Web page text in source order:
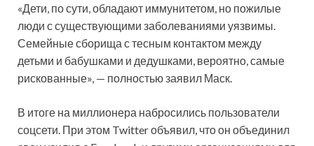
«Дети, по сути, обладают иммунитетом, но пожилые
люди с существующими заболеваниями уязвимы.
Семейные сборища с тесным контактом между
детьми и бабушками и дедушками, вероятно, самые
рискованные», — полностью заявил Маск.
В итоге на миллионера набросились пользователи
соцсети. При этом Twitter объявил, что он объединил